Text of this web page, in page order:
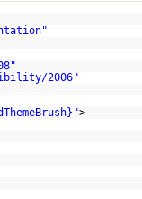
"
"
2006"
>